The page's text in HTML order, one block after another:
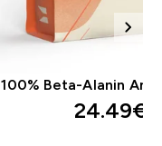
100% Beta-Alanin
24.49€‎